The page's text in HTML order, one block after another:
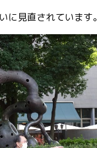
に見直されています。